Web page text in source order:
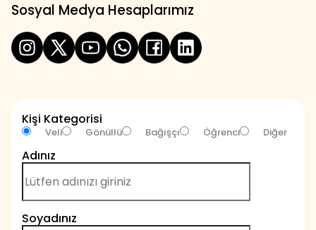
Sosyal Medya Hesaplarımız
Kişi Kategorisi
Veli Gönüllü Bağışçı Öğrenci Diğer
Adınız
Soyadınız